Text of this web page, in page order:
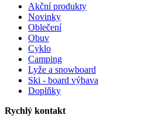
Akční produkty
Novinky
Oblečení
Obuv
Cyklo
Camping
Lyže a snowboard
Ski - board výbava
Doplňky
Rychlý kontakt